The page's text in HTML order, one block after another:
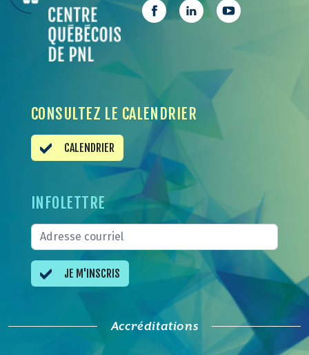
CONSULTEZ LE CALENDRIER
CALENDRIER
INFOLETTRE
JE M'INSCRIS
Accréditations